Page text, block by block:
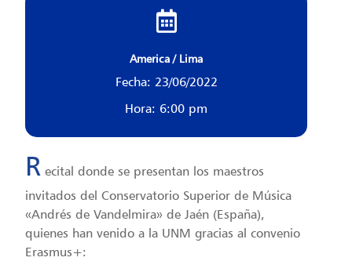
America / Lima
Fecha: 23/06/2022
Hora: 6:00 pm
R ecital donde se presentan los maestros
invitados del Conservatorio Superior de Música
«Andrés de Vandelmira» de Jaén (España),
quienes han venido a la UNM gracias al convenio
Erasmus+: